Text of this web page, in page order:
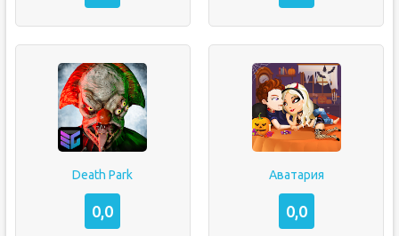
Death Park
0,0
Аватария
0,0